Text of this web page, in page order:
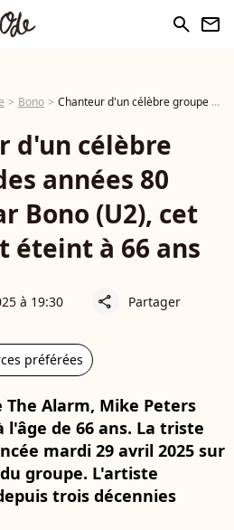
search newsletter
Bono Chanteur d'un célèbre groupe des années 80 encensé par Bono (U2), cet artiste s'est éteint à 66 ans
d'un célèbre
années 80
Bono (U2), cet
éteint à 66 ans
à 19:30 share Partager
préférées
Alarm, Mike Peters
de 66 ans. La triste
mardi 29 avril 2025 sur
groupe. L'artiste
trois décennies